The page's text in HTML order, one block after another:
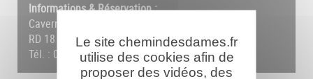
Informations & Réservation :
Caverne du Dragon • Chemin des Dames
RD 18 CD - 02160 OULCHES-LA-VALLÉE-FOULON
Tél. : 03 23 25 14 18 /Formulaire de contact
Le site chemindesdames.fr
utilise des cookies afin de
proposer des vidéos, des